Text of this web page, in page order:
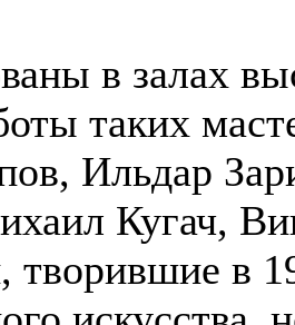
в залах
таких
Ильдар
Кугач,
творившие в